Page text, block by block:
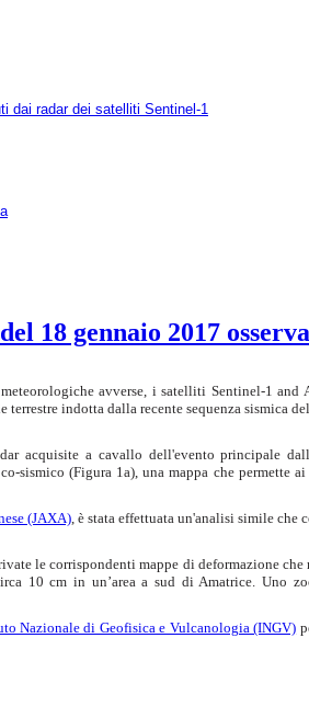
dai radar dei satelliti Sentinel-1
18 gennaio 2017
avverse, i satelliti Sentinel-1
indotta dalla recente sequenza sismica
acquisite a cavallo dell'evento principale
co-sismico (Figura 1a), una mappa che
(JAXA) , è stata effettuata un'analisi simile
le corrispondenti mappe di deformazione
10 cm in un’area a sud di Amatrice. Uno
Nazionale di Geofisica e Vulcanologia (INGV)